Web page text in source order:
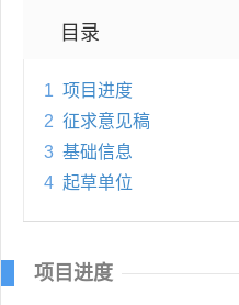
目录
1 项目进度
2 征求意见稿
3 基础信息
4 起草单位
项目进度